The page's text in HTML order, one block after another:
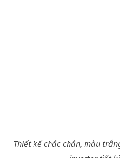
Thiết kế chắc chắn, màu